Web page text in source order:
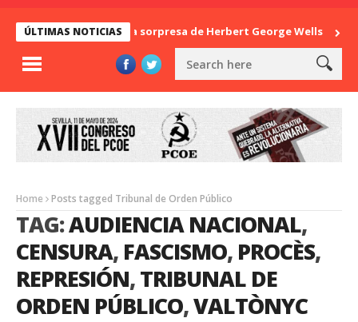
ÚLTIMAS NOTICIASLa sorpresa de Herbert George Wells
Home Posts tagged Tribunal de Orden Público
TAG:AUDIENCIA NACIONAL,
CENSURA, FASCISMO, PROCÈS,
REPRESIÓN,TRIBUNAL DE
ORDEN PÚBLICO,VALTÒNYC